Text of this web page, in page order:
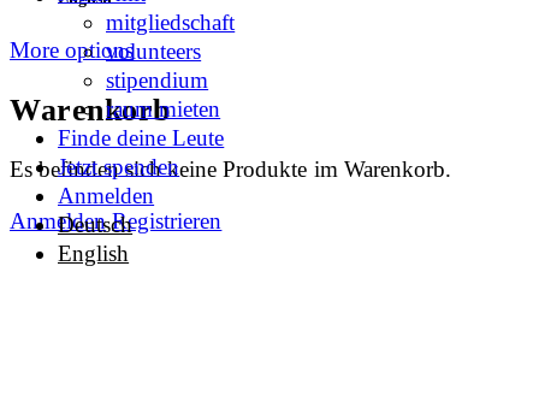
More options
Warenkorb
Es befinden sich keine Produkte im Warenkorb.
Anmelden Registrieren
mitgliedschaft
volunteers
stipendium
raum mieten
Finde deine Leute
Jetzt spenden
Anmelden
Deutsch
English